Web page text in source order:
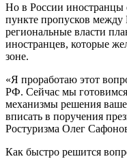
Но в России иностранцы
пункте пропусков
региональные власти
иностранцев, которые
зоне.
«Я проработаю этот
РФ. Сейчас мы готовимся
механизмы решения
вписать в поручения
Ростуризма Олег
Как быстро решится